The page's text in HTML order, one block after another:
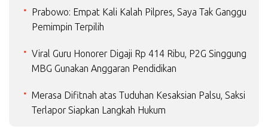
Prabowo: Empat Kali Kalah Pilpres, Saya Tak Ganggu
Pemimpin Terpilih
Viral Guru Honorer Digaji Rp 414 Ribu, P2G Singgung
MBG Gunakan Anggaran Pendidikan
Merasa Difitnah atas Tuduhan Kesaksian Palsu, Saksi
Terlapor Siapkan Langkah Hukum